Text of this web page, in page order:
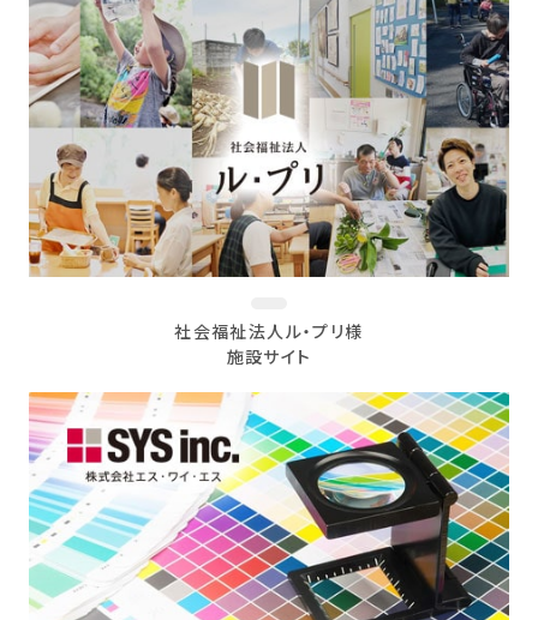
社会福祉法人ル・プリ様
施設サイト